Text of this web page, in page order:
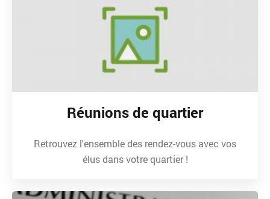
Réunions de quartier
Retrouvez l'ensemble des rendez-vous avec vos
élus dans votre quartier !